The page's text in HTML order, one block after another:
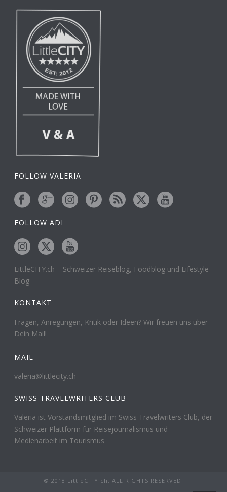
FOLLOW VALERIA
FOLLOW ADI
LittleCITY.ch – Schweizer Reiseblog, Foodblog und Lifestyle-
Blog
KONTAKT
Fragen, Anregungen, Kritik oder Ideen? Wir freuen uns über
Dein Mail!
MAIL
valeria@littlecity.ch
SWISS TRAVELWRITERS CLUB
Valeria ist Vorstandsmitglied im Swiss Travelwriters Club, der
Schweizer Plattform für Reisejournalismus und
Medienarbeit im Tourismus
© 2018 LittleCITY.ch. ALL RIGHTS RESERVED.